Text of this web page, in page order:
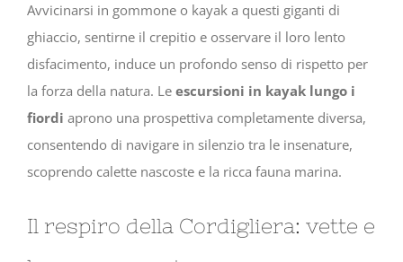
Avvicinarsi in gommone o kayak a questi giganti di
ghiaccio, sentirne il crepitio e osservare il loro lento
disfacimento, induce un profondo senso di rispetto per
la forza della natura. Le escursioni in kayak lungo i
fiordi aprono una prospettiva completamente diversa,
consentendo di navigare in silenzio tra le insenature,
scoprendo calette nascoste e la ricca fauna marina.
Il respiro della Cordigliera: vette e